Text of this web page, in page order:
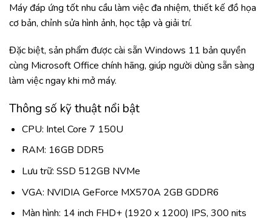
Máy đáp ứng tốt nhu cầu làm việc đa nhiệm, thiết kế đồ họa
cơ bản, chỉnh sửa hình ảnh, học tập và giải trí.
Đặc biệt, sản phẩm được cài sẵn Windows 11 bản quyền
cùng Microsoft Office chính hãng, giúp người dùng sẵn sàng
làm việc ngay khi mở máy.
Thông số kỹ thuật nổi bật
CPU: Intel Core 7 150U
RAM: 16GB DDR5
Lưu trữ: SSD 512GB NVMe
VGA: NVIDIA GeForce MX570A 2GB GDDR6
Màn hình: 14 inch FHD+ (1920 x 1200) IPS, 300 nits